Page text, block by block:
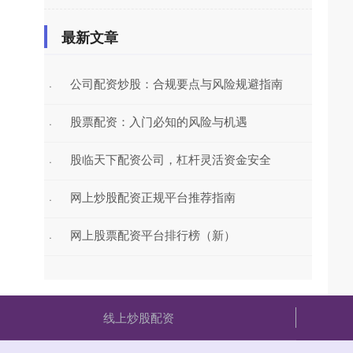
最新文章
· 公司配资炒股：合规要点与风险规避指南
· 股票配资：入门必知的风险与机遇
· 股临天下配资公司，杠杆灵活资金安全
· 网上炒股配资正规平台推荐指南
· 网上股票配资平台排行榜（新）
线上炒股配资